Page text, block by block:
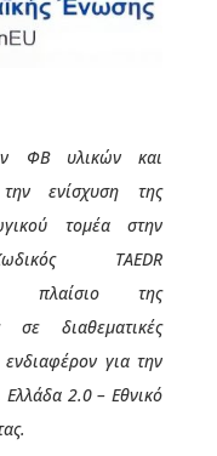
ΦΒ υλικών και
ενίσχυση της
τομέα στην
TAEDR
πλαίσιο της
σε διαθεματικές
ενδιαφέρον για την
2.0 – Εθνικό